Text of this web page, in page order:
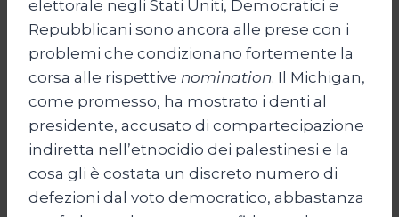
elettorale negli Stati Uniti, Democratici e
Repubblicani sono ancora alle prese con i
problemi che condizionano fortemente la
corsa alle rispettive nomination. Il Michigan,
come promesso, ha mostrato i denti al
presidente, accusato di compartecipazione
indiretta nell’etnocidio dei palestinesi e la
cosa gli è costata un discreto numero di
defezioni dal voto democratico, abbastanza